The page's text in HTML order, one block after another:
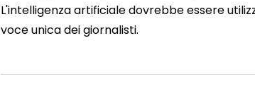
L'intelligenza artificiale dovrebbe essere
voce unica dei giornalisti.